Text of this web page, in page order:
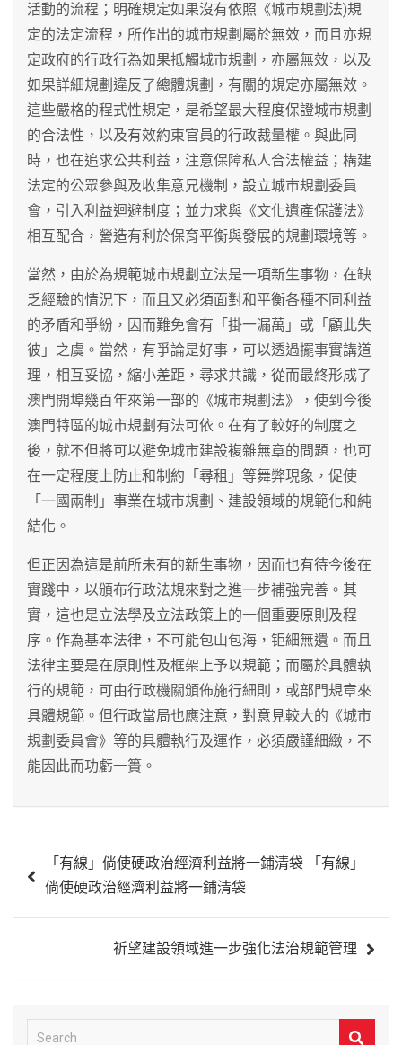
活動的流程；明確規定如果沒有依照《城市規劃法)規
定的法定流程，所作出的城市規劃屬於無效，而且亦規
定政府的行政行為如果抵觸城市規劃，亦屬無效，以及
如果詳細規劃違反了總體規劃，有關的規定亦屬無效。
這些嚴格的程式性規定，是希望最大程度保證城市規劃
的合法性，以及有效約束官員的行政裁量權。與此同
時，也在追求公共利益，注意保障私人合法權益；構建
法定的公眾參與及收集意兄機制，設立城市規劃委員
會，引入利益迴避制度；並力求與《文化遺產保護法》
相互配合，營造有利於保育平衡與發展的規劃環境等。
當然，由於為規範城市規劃立法是一項新生事物，在缺
乏經驗的情況下，而且又必須面對和平衡各種不同利益
的矛盾和爭紛，因而難免會有「掛一漏萬」或「顧此失
彼」之虞。當然，有爭論是好事，可以透過擺事實講道
理，相互妥協，縮小差距，尋求共識，從而最終形成了
澳門開埠幾百年來第一部的《城市規劃法》，使到今後
澳門特區的城市規劃有法可依。在有了較好的制度之
後，就不但將可以避免城市建設複雜無章的問題，也可
在一定程度上防止和制約「尋租」等舞弊現象，促使
「一國兩制」事業在城市規劃、建設領域的規範化和純
結化。
但正因為這是前所未有的新生事物，因而也有待今後在
實踐中，以頒布行政法規來對之進一步補強完善。其
實，這也是立法學及立法政策上的一個重要原則及程
序。作為基本法律，不可能包山包海，钜細無遺。而且
法律主要是在原則性及框架上予以規範；而屬於具體執
行的規範，可由行政機關頒佈施行細則，或部門規章來
具體規範。但行政當局也應注意，對意見較大的《城市
規劃委員會》等的具體執行及運作，必須嚴謹細緻，不
能因此而功虧一簣。
章
「有線」倘使硬政治經濟利益將一鋪清袋 「有線」
倘使硬政治經濟利益將一鋪清袋
祈望建設領域進一步強化法治規範管理